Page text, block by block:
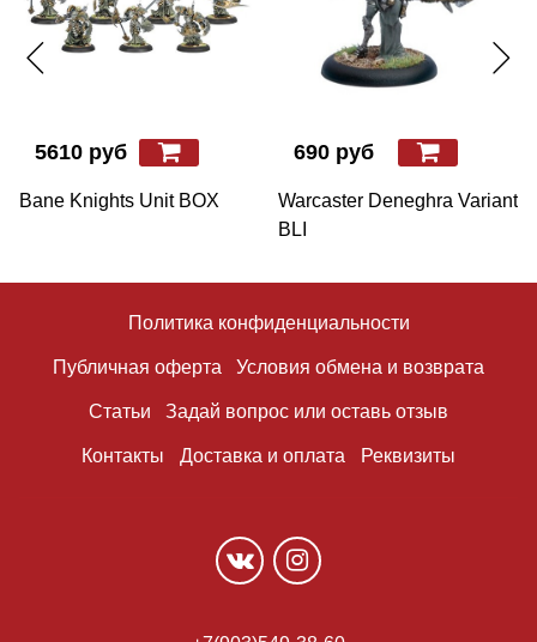
5610 руб
Bane Knights Unit BOX
690 руб
Warcaster Deneghra Variant
BLI
Политика конфиденциальности
Публичная оферта Условия обмена и возврата
Статьи Задай вопрос или оставь отзыв
Контакты Доставка и оплата Реквизиты